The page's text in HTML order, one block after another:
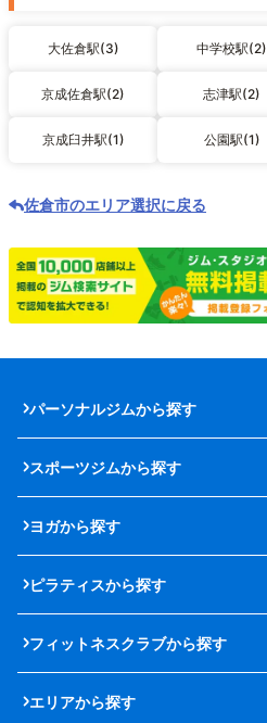
大佐倉駅(3) 中学校駅(2)
京成佐倉駅(2) 志津駅(2)
京成臼井駅(1) 公園駅(1)
佐倉市のエリア選択に戻る
パーソナルジムから探す
スポーツジムから探す
ヨガから探す
ピラティスから探す
フィットネスクラブから探す
エリアから探す